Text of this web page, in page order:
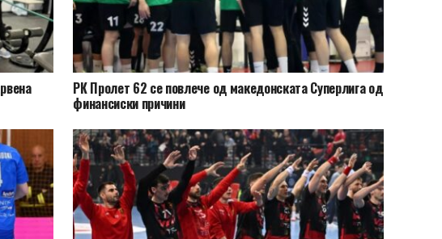
РК Пролет 62 се повлече од македонската Суперлига од
финансиски причини